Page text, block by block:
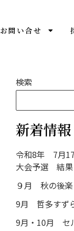
お問い合せ
検索
新着情報
令和8年 7月
大会予選 結果
９月 秋の後楽
9月 哲多すず
9月・10月 セ